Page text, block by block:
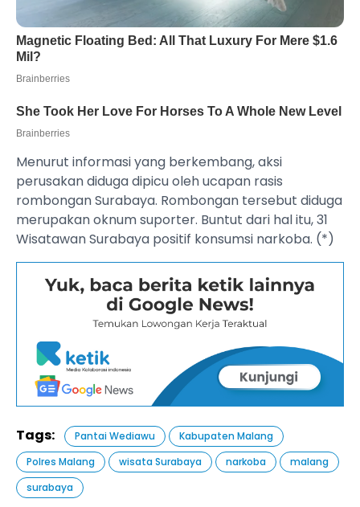
‎Menurut informasi yang berkembang, aksi
perusakan diduga dipicu oleh ucapan rasis
rombongan Surabaya. Rombongan tersebut diduga
merupakan oknum suporter. Buntut dari hal itu, 31
Wisatawan Surabaya positif konsumsi narkoba. (*)
Tags: Pantai Wediawu
Kabupaten Malang
Polres Malang
wisata Surabaya narkoba
malang
surabaya